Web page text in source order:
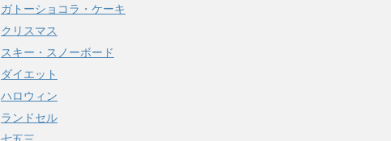
ガトーショコラ・ケーキ
クリスマス
スキー・スノーボード
ダイエット
ハロウィン
ランドセル